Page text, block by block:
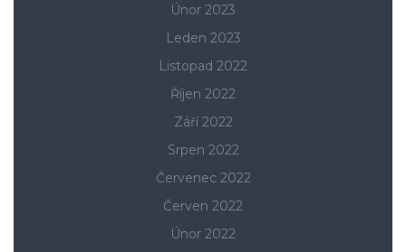
Únor 2023
Leden 2023
Listopad 2022
Říjen 2022
Září 2022
Srpen 2022
Červenec 2022
Červen 2022
Únor 2022